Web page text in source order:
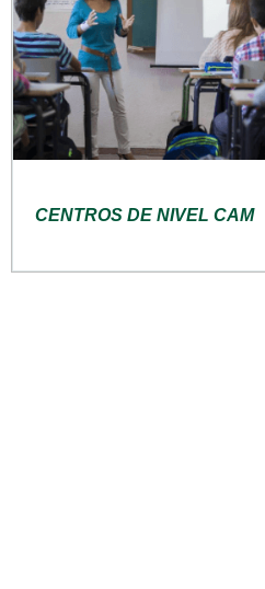
CENTROS DE NIVEL CAM